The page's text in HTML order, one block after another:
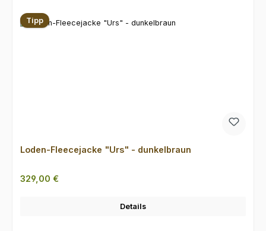
Tipp
Loden-Fleecejacke "Urs" - dunkelbraun
Regulärer Preis:
329,00 €
Details